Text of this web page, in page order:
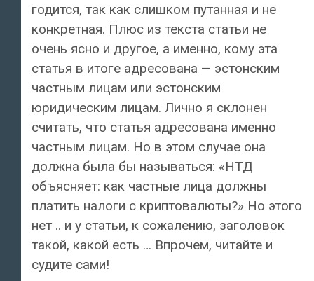
годится, так как слишком путанная и не
конкретная. Плюс из текста статьи не
очень ясно и другое, а именно, кому эта
статья в итоге адресована — эстонским
частным лицам или эстонским
юридическим лицам. Лично я склонен
считать, что статья адресована именно
частным лицам. Но в этом случае она
должна была бы называться: «НТД
объясняет: как частные лица должны
платить налоги с криптовалюты?» Но этого
нет .. и у статьи, к сожалению, заголовок
такой, какой есть … Впрочем, читайте и
судите сами!